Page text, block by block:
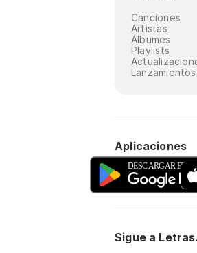
Canciones
Artistas
Álbumes
Playlists
Lanzamientos
Aplicaciones
Sigue a